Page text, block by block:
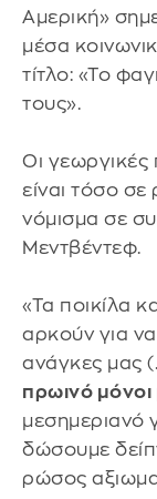
Αμερική»
μέσα
τίτλο: «Το
τους».
Οι γεωργικές
είναι τόσο
νόμισμα σε
Μεντβέντεφ.
«Τα ποικίλα
αρκούν για
ανάγκες μας
πρωινό μόνοι
μεσημεριανό
δώσουμε
ρώσος